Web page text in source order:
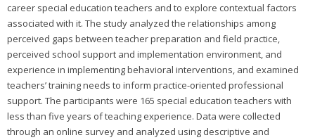
career special education teachers and to explore contextual factors
associated with it. The study analyzed the relationships among
perceived gaps between teacher preparation and field practice,
perceived school support and implementation environment, and
experience in implementing behavioral interventions, and examined
teachers’ training needs to inform practice-oriented professional
support. The participants were 165 special education teachers with
less than five years of teaching experience. Data were collected
through an online survey and analyzed using descriptive and